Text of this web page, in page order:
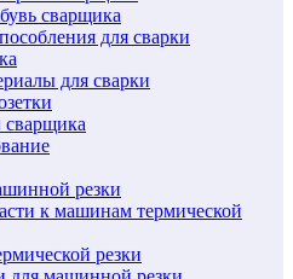
сварщика
для сварки
для сварки
резки
к машинам термической
резки